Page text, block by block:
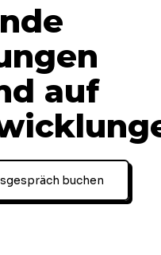
auf
buchen